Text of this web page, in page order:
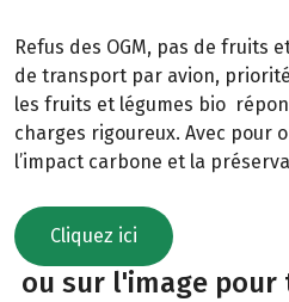
Refus des OGM, pas de fruits
de transport par avion,
les fruits et légumes bio
charges rigoureux. Avec pour
l’impact carbone et la
Cliquez ici
ou sur l'image